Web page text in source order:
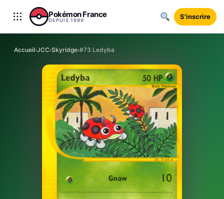
Aller au contenu
Pokémon France
DEPUIS 1999 S'inscrire
Accueil›JCC›Skyridge›#73 Ledyba